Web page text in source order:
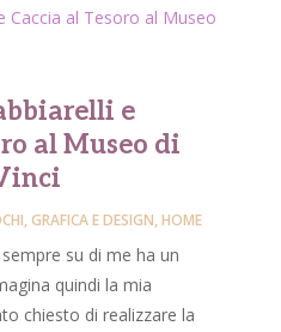
e
al Museo di
,GRAFICA E DESIGN,HOME
su di me ha un
quindi la mia
chiesto di realizzare la